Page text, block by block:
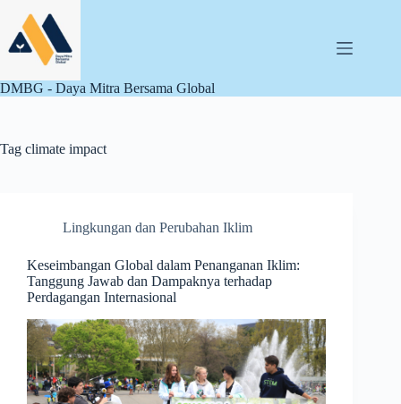
content
DMBG - Daya Mitra Bersama Global
Tag climate impact
Lingkungan dan Perubahan Iklim
Keseimbangan Global dalam Penanganan Iklim:
Tanggung Jawab dan Dampaknya terhadap
Perdagangan Internasional